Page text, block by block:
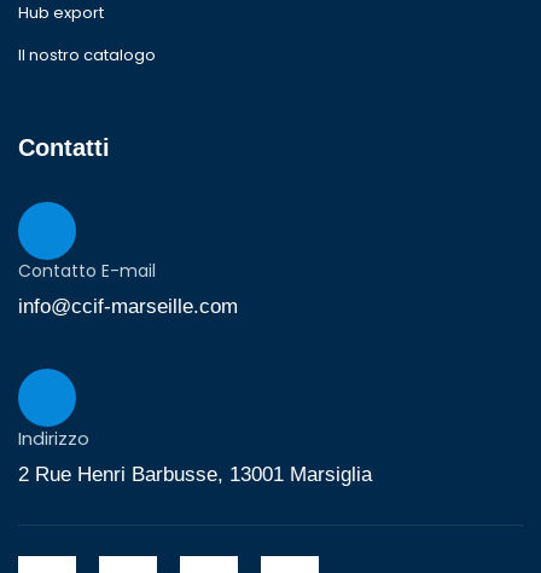
Hub export
Il nostro catalogo
Contatti
Contatto E-mail
info@ccif-marseille.com
Indirizzo
2 Rue Henri Barbusse, 13001 Marsiglia